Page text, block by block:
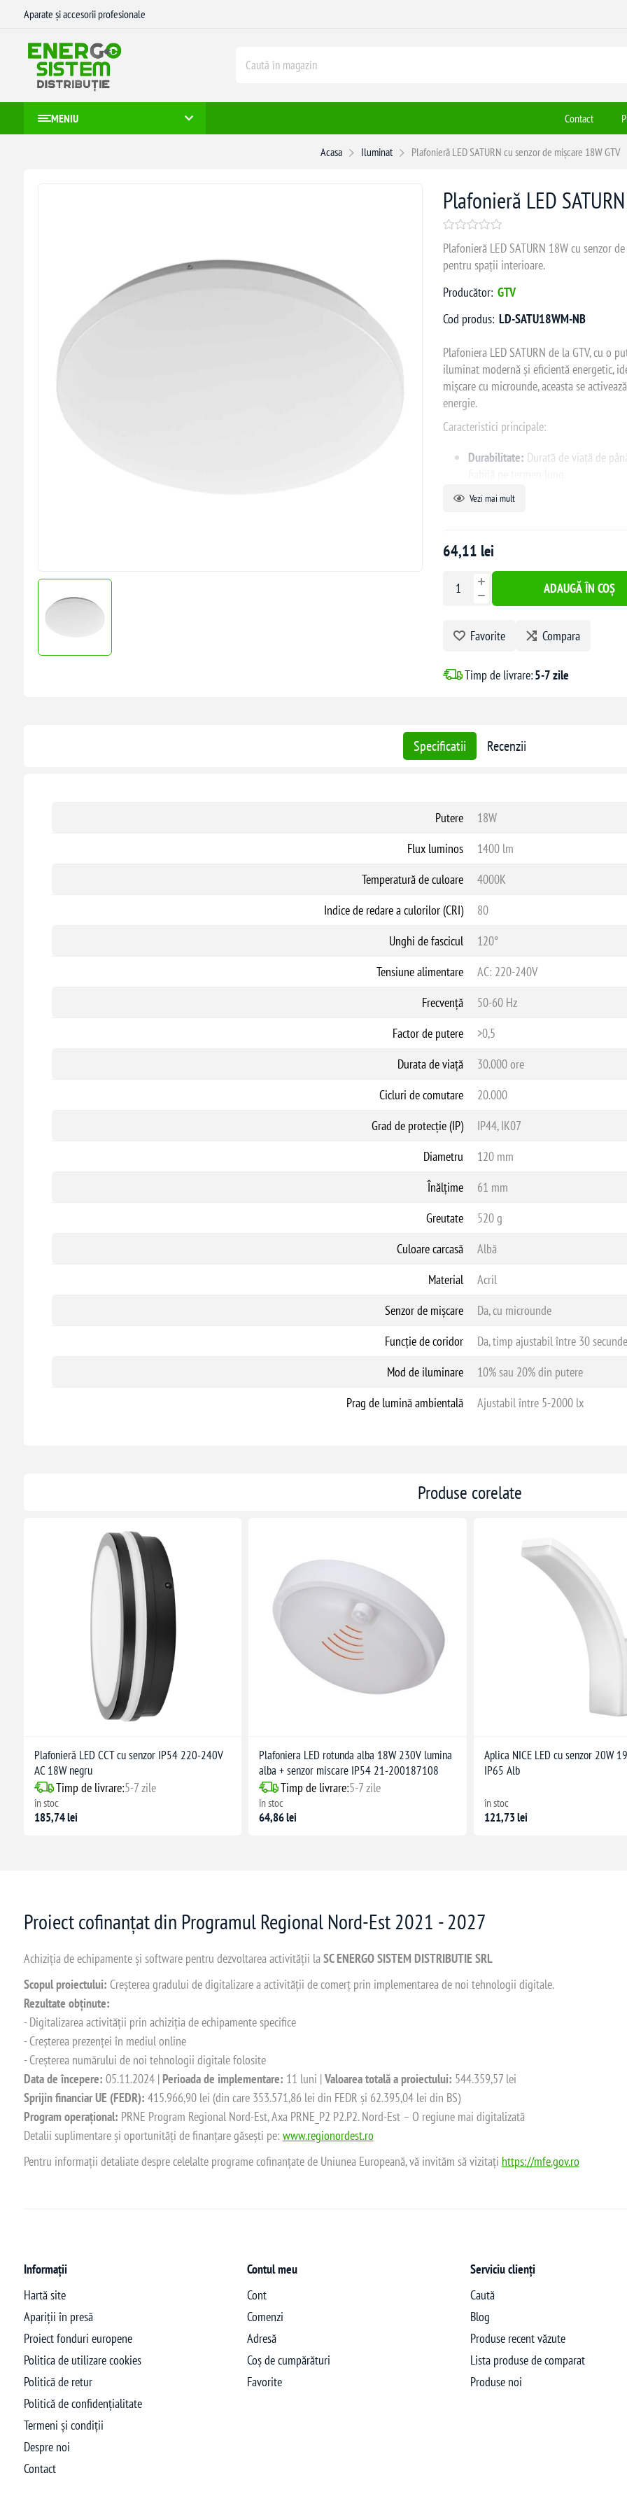
Aparate și accesorii profesionale
MENIU Contact
Acasa Iluminat Plafonieră LED SATURN cu senzor de mișcare 18W GTV
Plafonieră LED
Plafonieră LED SATURN 18W cu senzor
pentru spații interioare.
Producător: GTV
Cod produs: LD-SATU18WM-NB
Plafoniera LED SATURN de la GTV, cu o
iluminat modernă și eficientă energetic,
mișcare cu microunde, aceasta se
energie.
Caracteristici principale:
Durabilitate: Durată de viață de
Senzor de mișcare cu microunde:
secunde și 10 minute) după
Setări personalizabile:
de diminuare pot fi ajustate
Aplicații recomandate:
Zone rezidențiale precum sufragerii
Coridoare și zone de tranziție în
Vezi mai mult
64,11 lei
ADAUGĂ ÎN COȘ
Favorite Compara
Timp de livrare:5-7 zile
Specificatii Recenzii
Putere
18W
Flux luminos
1400 lm
Temperatură de culoare
4000K
Indice de redare a culorilor (CRI)
80
Unghi de fascicul
120°
Tensiune alimentare
AC: 220-240V
Frecvență
50-60 Hz
Factor de putere
>0,5
Durata de viață
30.000 ore
Cicluri de comutare
20.000
Grad de protecție (IP)
IP44, IK07
Diametru
120 mm
Înălțime
61 mm
Greutate
520 g
Culoare carcasă
Albă
Material
Acril
Senzor de mișcare
Da, cu microunde
Funcție de coridor
Da, timp ajustabil între 30
Mod de iluminare
10% sau 20% din putere
Prag de lumină ambientală
Ajustabil între 5-2000 lx
Produse corelate
Plafonieră LED CCT cu senzor IP54 220-240V
AC 18W negru
Timp de livrare:5-7 zile
în stoc
185,74 lei
Plafoniera LED rotunda alba 18W 230V lumina
alba + senzor miscare IP54 21-200187108
Timp de livrare:5-7 zile
în stoc
64,86 lei
Aplica NICE LED cu senzor 20W
IP65 Alb
în stoc
121,73 lei
Proiect cofinanțat din Programul Regional Nord-Est 2021 - 2027
Achiziția de echipamente și software pentru dezvoltarea activității laSC ENERGO SISTEM DISTRIBUTIE SRL
Scopul proiectului: Creșterea gradului de digitalizare a activității de comerț prin implementarea de noi tehnologii digitale.
Rezultate obținute:
- Digitalizarea activității prin achiziția de echipamente specifice
- Creșterea prezenței în mediul online
- Creșterea numărului de noi tehnologii digitale folosite
Data de începere: 05.11.2024 | Perioada de implementare: 11 luni |Valoarea totală a proiectului: 544.359,57 lei
Sprijin financiar UE (FEDR): 415.966,90 lei (din care 353.571,86 lei din FEDR și 62.395,04 lei din BS)
Program operațional: PRNE Program Regional Nord-Est, Axa PRNE_P2 P2.P2. Nord-Est – O regiune mai digitalizată
Detalii suplimentare și oportunități de finanțare găsești pe: www.regionordest.ro
Pentru informații detaliate despre celelalte programe cofinanțate de Uniunea Europeană, vă invităm să vizitați https://mfe.gov.ro
Informații
Hartă site
Apariții în presă
Proiect fonduri europene
Politica de utilizare cookies
Politică de retur
Politică de confidențialitate
Termeni și condiții
Despre noi
Contact
Contul meu
Cont
Comenzi
Adresă
Coș de cumpărături
Favorite
Serviciu clienți
Caută
Blog
Produse recent văzute
Lista produse de comparat
Produse noi